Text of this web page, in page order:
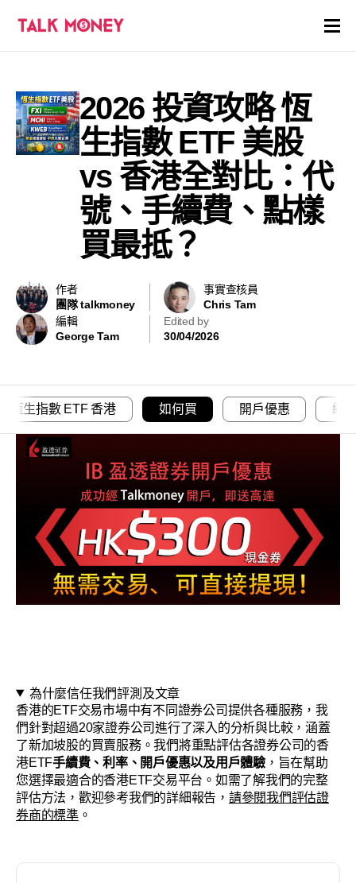
證券商評價
虛擬貨幣
關於
2026 投資攻略 恆
生指數 ETF 美股
vs 香港全對比：代
號、手續費、點樣
買最抵？
作者
團隊 talkmoney
事實查核員
Chris Tam
編輯
George Tam
Edited by
30/04/2026
恆生指數 ETF 香港 如何買 開戶優惠 總
為什麼信任我們評測及文章
香港的ETF交易市場中有不同證券公司提供各種服務，我
們針對超過20家證券公司進行了深入的分析與比較，涵蓋
了新加坡股的買賣服務。我們將重點評估各證券公司的香
港ETF手續費、利率、開戶優惠以及用戶體驗，旨在幫助
您選擇最適合的香港ETF交易平台。如需了解我們的完整
評估方法，歡迎參考我們的詳細報告， 請參閱我們評估證
券商的標準。